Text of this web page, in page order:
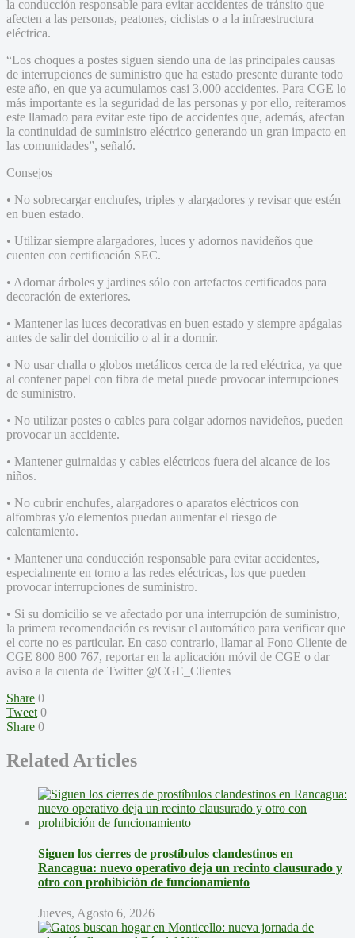
la conducción responsable para evitar accidentes de tránsito que
afecten a las personas, peatones, ciclistas o a la infraestructura
eléctrica.
“Los choques a postes siguen siendo una de las principales causas
de interrupciones de suministro que ha estado presente durante todo
este año, en que ya acumulamos casi 3.000 accidentes. Para CGE lo
más importante es la seguridad de las personas y por ello, reiteramos
este llamado para evitar este tipo de accidentes que, además, afectan
la continuidad de suministro eléctrico generando un gran impacto en
las comunidades”, señaló.
Consejos
• No sobrecargar enchufes, triples y alargadores y revisar que estén
en buen estado.
• Utilizar siempre alargadores, luces y adornos navideños que
cuenten con certificación SEC.
• Adornar árboles y jardines sólo con artefactos certificados para
decoración de exteriores.
• Mantener las luces decorativas en buen estado y siempre apágalas
antes de salir del domicilio o al ir a dormir.
• No usar challa o globos metálicos cerca de la red eléctrica, ya que
al contener papel con fibra de metal puede provocar interrupciones
de suministro.
• No utilizar postes o cables para colgar adornos navideños, pueden
provocar un accidente.
• Mantener guirnaldas y cables eléctricos fuera del alcance de los
niños.
• No cubrir enchufes, alargadores o aparatos eléctricos con
alfombras y/o elementos puedan aumentar el riesgo de
calentamiento.
• Mantener una conducción responsable para evitar accidentes,
especialmente en torno a las redes eléctricas, los que pueden
provocar interrupciones de suministro.
• Si su domicilio se ve afectado por una interrupción de suministro,
la primera recomendación es revisar el automático para verificar que
el corte no es particular. En caso contrario, llamar al Fono Cliente de
CGE 800 800 767, reportar en la aplicación móvil de CGE o dar
aviso a la cuenta de Twitter @CGE_Clientes
Share 0
Tweet 0
Share 0
Related Articles
Siguen los cierres de prostíbulos clandestinos en
Rancagua: nuevo operativo deja un recinto clausurado y
otro con prohibición de funcionamiento
Jueves, Agosto 6, 2026